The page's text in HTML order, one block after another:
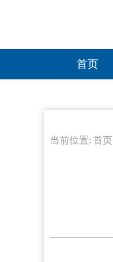
首页
当前位置: 首页